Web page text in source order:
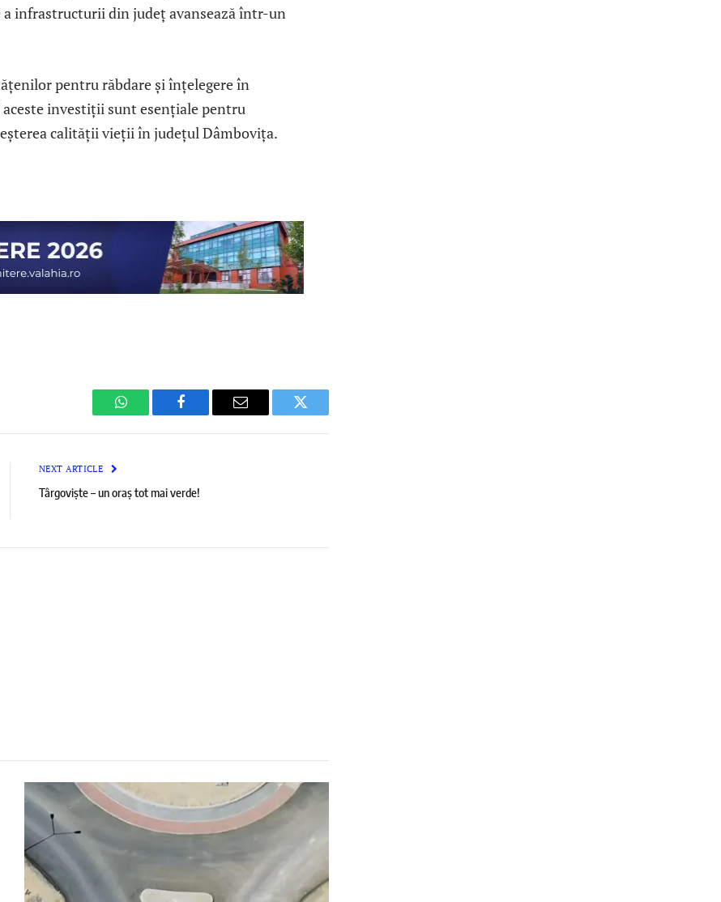
infrastructurii din județ avansează într-un
pentru răbdare și înțelegere în
investiții sunt esențiale pentru
calității vieții în județul Dâmbovița.
WhatsAppFacebook Email Twitter
NEXT ARTICLE
Târgoviște – un oraș tot mai verde!